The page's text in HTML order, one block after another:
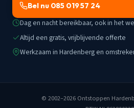
Bel nu 085 019 57 24
Dag en nacht bereikbaar, ook in het
Altijd een gratis, vrijblijvende offerte
Werkzaam in Hardenberg en
© 2002–2026 Ontstoppen